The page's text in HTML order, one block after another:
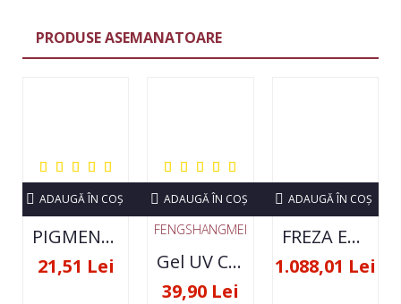
PRODUSE ASEMANATOARE
PIGMENT NEON SET 12 CULORI
21,51 Lei
ADAUGĂ ÎN COŞ
FENGSHANGMEI
Gel UV Constructie FSM 50ML - 07
39,90 Lei
ADAUGĂ ÎN COŞ
FREZA ELECTRICA STRONG 210 35000 RPM- ORIGINALA
1.088,01 Lei
ADAUGĂ ÎN COŞ